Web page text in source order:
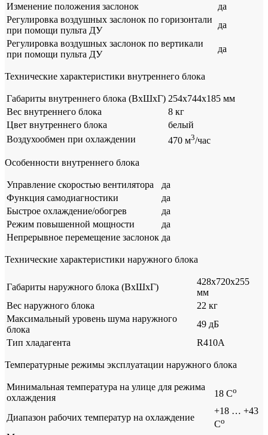
Изменение положения заслонок
да
Регулировка воздушных заслонок по горизонтали
при помощи пульта ДУ
да
Регулировка воздушных заслонок по вертикали
при помощи пульта ДУ
да
Технические характеристики внутреннего блока
Габариты внутреннего блока (ВхШхГ) 254x744x185 мм
Вес внутреннего блока
8 кг
Цвет внутреннего блока
белый
Воздухообмен при охлаждении
470 м3/час
Особенности внутреннего блока
Управление скоростью вентилятора
да
Функция самодиагностики
да
Быстрое охлаждение/обогрев
да
Режим повышенной мощности
да
Непрерывное перемещение заслонок да
Технические характеристики наружного блока
Габариты наружного блока (ВхШхГ)
428x720x255
мм
Вес наружного блока
22 кг
Максимальный уровень шума наружного
блока
49 дБ
Тип хладагента
R410A
Температурные режимы эксплуатации наружного блока
Минимальная температура на улице для режима
охлаждения
18 Co
Диапазон рабочих температур на охлаждение
+18 … +43
Co